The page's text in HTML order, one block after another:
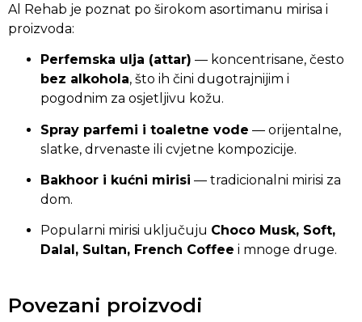
Al Rehab je poznat po širokom asortimanu mirisa i
proizvoda:
Perfemska ulja (attar) — koncentrisane, često
bez alkohola, što ih čini dugotrajnijim i
pogodnim za osjetljivu kožu.
Spray parfemi i toaletne vode — orijentalne,
slatke, drvenaste ili cvjetne kompozicije.
Bakhoor i kućni mirisi — tradicionalni mirisi za
dom.
Popularni mirisi uključuju Choco Musk, Soft,
Dalal, Sultan, French Coffee i mnoge druge.
Povezani proizvodi